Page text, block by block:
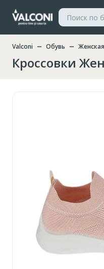
Valconi Обувь
Кроссовки